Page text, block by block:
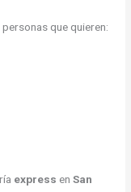
personas que quieren:
express en San